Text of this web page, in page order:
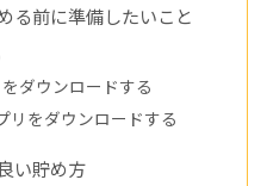
前に準備したいこと
ダウンロードする
をダウンロードする
い貯め方